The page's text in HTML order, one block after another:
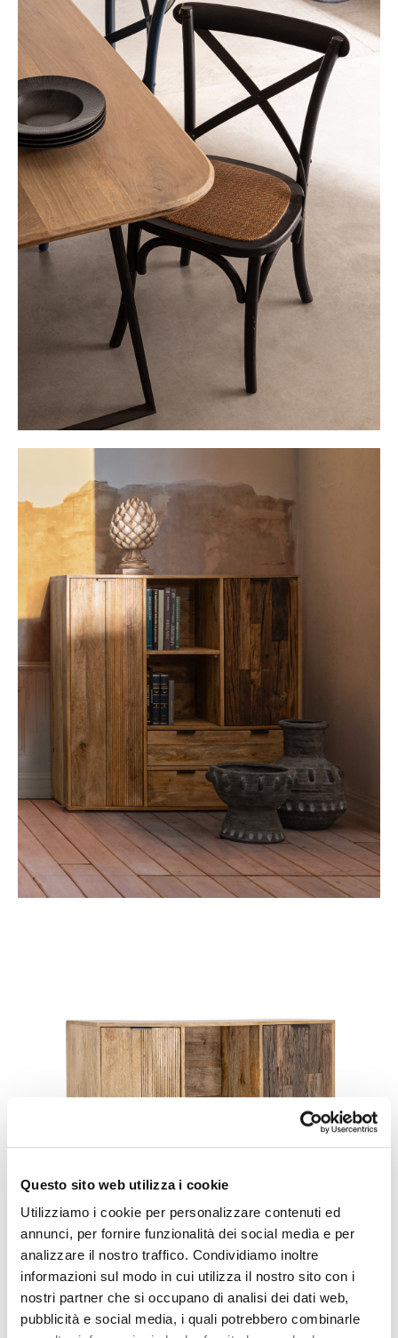
Questo sito web utilizza i cookie
Utilizziamo i cookie per personalizzare contenuti ed
annunci, per fornire funzionalità dei social media e per
analizzare il nostro traffico. Condividiamo inoltre
informazioni sul modo in cui utilizza il nostro sito con i
nostri partner che si occupano di analisi dei dati web,
pubblicità e social media, i quali potrebbero combinarle